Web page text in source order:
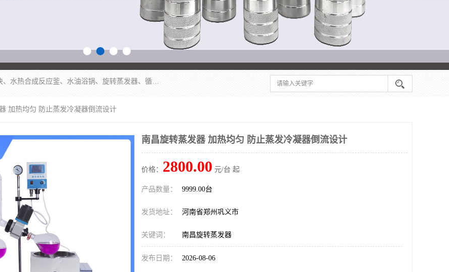
郑州杜甫仪器厂主营：低温冷却液循环泵、加热模块、水热合成反应釜、水油浴锅、旋转蒸发器、循环水真空泵等产品。郑州杜甫仪器厂在众多的教学仪器行业中依靠科技力量扬长避短、迅速发展，成为国家教委*生产教学仪器的厂家，产品具有国内良好水平，主导产品通过ISO9002质量认证。
加热均匀 防止蒸发冷凝器倒流设计
南昌旋转蒸发器 加热均匀 防止蒸发冷凝器倒流设计
价格： 2800.00 元/台 起
产品数量： 9999.00台
发货地址： 河南省郑州巩义市
关键词： 南昌旋转蒸发器
发布日期： 2026-08-06